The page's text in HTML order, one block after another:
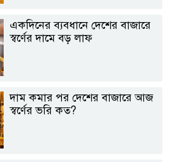
একদিনের ব্যবধানে দেশের বাজারে
স্বর্ণের দামে বড় লাফ
দাম কমার পর দেশের বাজারে আজ
স্বর্ণের ভরি কত?